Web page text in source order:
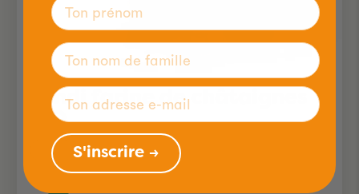
Lendi farine de châtaignes
BIO
250g
6.80
S'inscrire →